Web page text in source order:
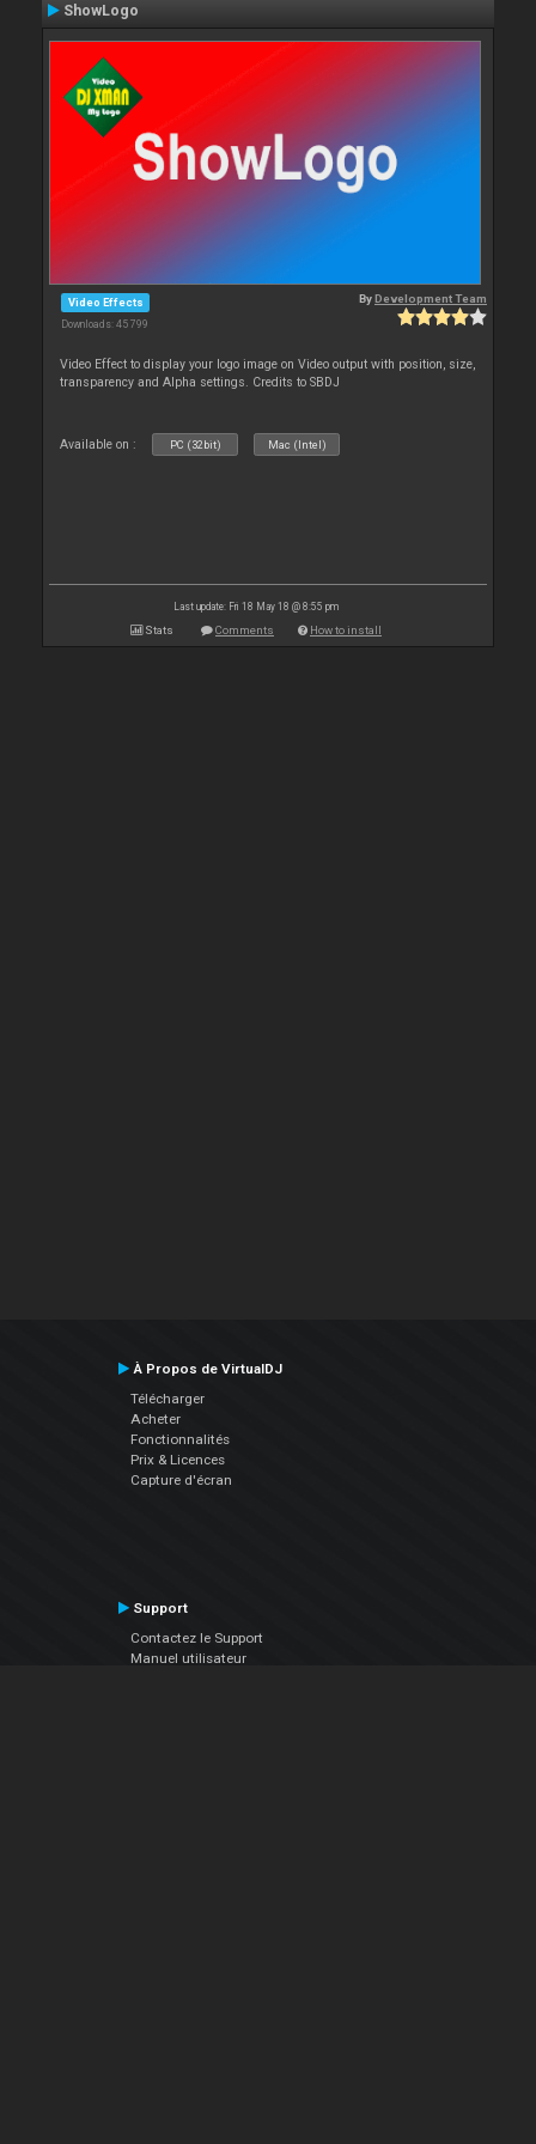
ShowLogo
Video Effects
Downloads: 45 799
ByDevelopment Team
Video Effect to display your logo image on Video output with position, size,
transparency and Alpha settings. Credits to SBDJ
Available on : PC (32bit) Mac (Intel)
Last update: Fri 18 May 18 @ 8:55 pm
Stats Comments How to install
À Propos de VirtualDJ
Télécharger
Acheter
Fonctionnalités
Prix & Licences
Capture d'écran
Support
Contactez le Support
Manuel utilisateur